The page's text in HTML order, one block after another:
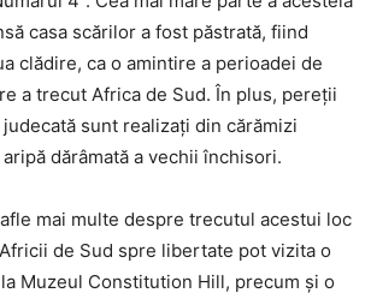
casa scărilor a fost păstrată, fiind
clădire, ca o amintire a perioadei de
a trecut Africa de Sud. În plus, pereţii
sunt realizaţi din cărămizi
dărâmată a vechii închisori.
mai multe despre trecutul acestui loc
de Sud spre libertate pot vizita o
Muzeul Constitution Hill, precum şi o